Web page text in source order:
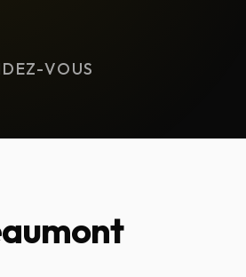
VOUS